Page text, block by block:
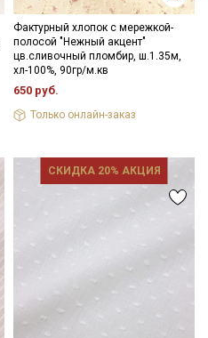
Фактурный хлопок с мережкой-
полосой "Нежный акцент"
цв.сливочный пломбир, ш.1.35м,
хл-100%, 90гр/м.кв
650 руб.
Только онлайн-заказ
СКИДКА 20% АКЦИЯ